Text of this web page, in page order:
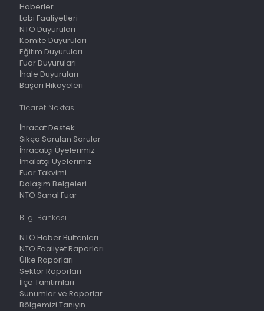
Haberler
Lobi Faaliyetleri
NTO Duyuruları
Komite Duyuruları
Eğitim Duyuruları
Fuar Duyuruları
İhale Duyuruları
Başarı Hikayeleri
Ticaret Noktası
İhracat Destek
Sıkça Sorulan Sorular
İhracatçı Üyelerimiz
İmalatçı Üyelerimiz
Fuar Takvimi
Dolaşım Belgeleri
NTO Sanal Fuar
Bilgi Bankası
NTO Haber Bültenleri
NTO Faaliyet Raporları
Ülke Raporları
Sektör Raporları
İlçe Tanıtımları
Sunumlar ve Raporlar
Bölgemizi Tanıyın